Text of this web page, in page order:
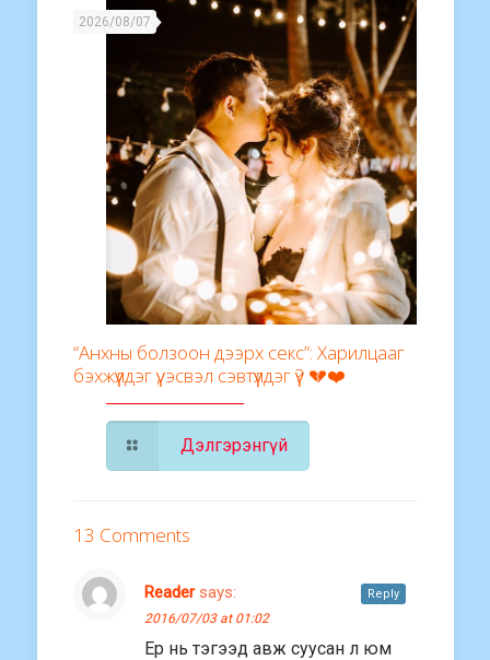
2026/08/07
“Анхны болзоон дээрх секс”: Харилцааг
бэхжүүлдэг үү, эсвэл сэвтүүлдэг үү? 💔❤️
Дэлгэрэнгүй
13 Comments
Reader says:
2016/07/03 at 01:02
Ер нь тэгээд авж суусан л юм
Reply